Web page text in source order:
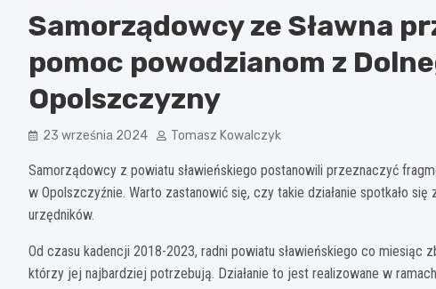
Samorządowcy ze Sławna
pomoc powodzianom z
Opolszczyzny
23 września 2024 Tomasz Kowalczyk
Samorządowcy z powiatu sławieńskiego postanowili przeznaczyć
w Opolszczyźnie. Warto zastanowić się, czy takie działanie spotkało
urzędników.
Od czasu kadencji 2018-2023, radni powiatu sławieńskiego co
którzy jej najbardziej potrzebują. Działanie to jest realizowane w